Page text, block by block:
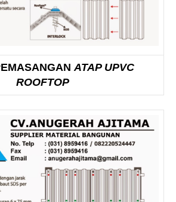
ATAP UPVC
ROOFTOP